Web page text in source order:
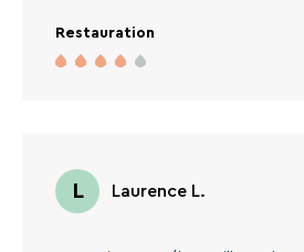
Restauration
L Laurence L.